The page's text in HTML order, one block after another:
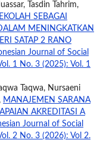
Tasdin Tahrim,
SEBAGAI
MENINGKATKAN
SATAP 2 RANO
Journal of Social
1 No. 3 (2025): Vol. 1
Taqwa, Nursaeni
MANAJEMEN SARANA
AKREDITASI A
Journal of Social
2 No. 3 (2026): Vol 2.